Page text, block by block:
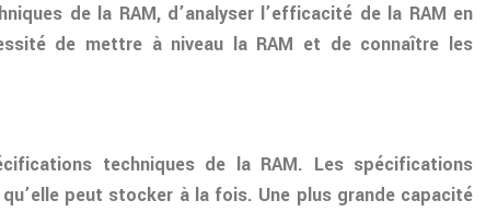
de la RAM, d’analyser l’efficacité de la RAM en
de mettre à niveau la RAM et de connaître les
techniques de la RAM. Les spécifications
peut stocker à la fois. Une plus grande capacité